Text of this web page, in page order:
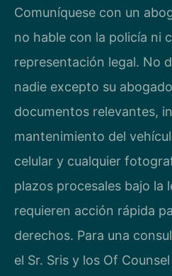
Comuníquese con un
no hable con la policía ni
representación legal. No
nadie excepto su
documentos relevantes,
mantenimiento del
celular y cualquier
plazos procesales bajo la
requieren acción rápida
derechos. Para una
el Sr. Sris y los Of